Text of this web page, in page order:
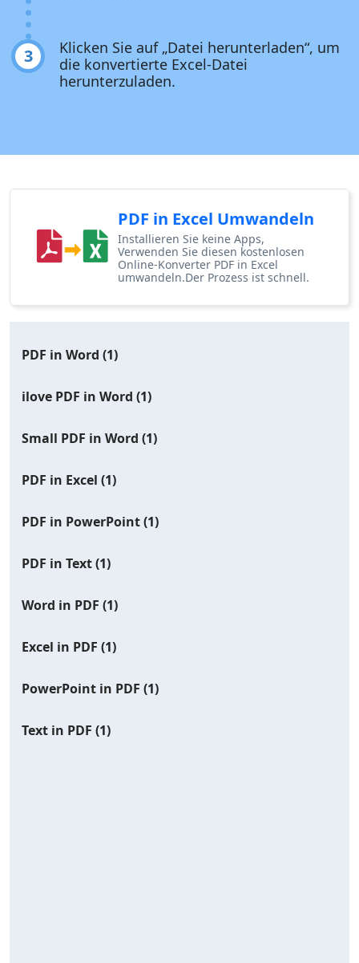
3
Klicken Sie auf „Datei herunterladen“, um
die konvertierte Excel-Datei
herunterzuladen.
PDF in Excel Umwandeln
Installieren Sie keine Apps,
Verwenden Sie diesen kostenlosen
Online-Konverter PDF in Excel
umwandeln.Der Prozess ist schnell.
PDF in Word (1)
ilove PDF in Word (1)
Small PDF in Word (1)
PDF in Excel (1)
PDF in PowerPoint(1)
PDF in Text(1)
Word in PDF (1)
Excel in PDF (1)
PowerPoint in PDF (1)
Text in PDF (1)